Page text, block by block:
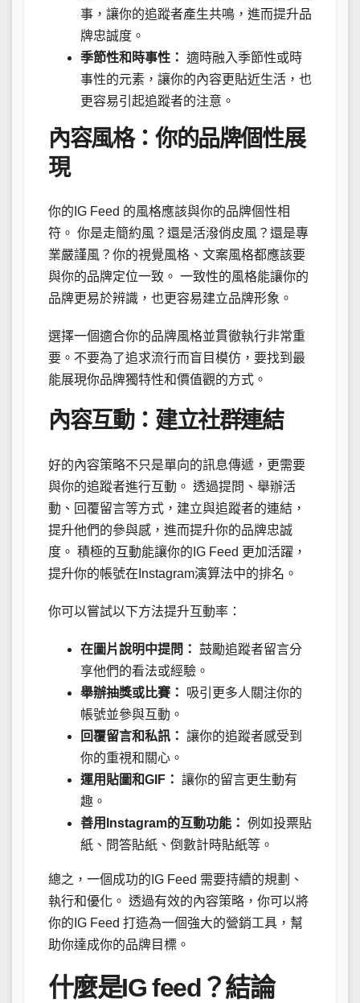
事，讓你的追蹤者產生共鳴，進而提升品
牌忠誠度。
季節性和時事性： 適時融入季節性或時
事性的元素，讓你的內容更貼近生活，也
更容易引起追蹤者的注意。
內容風格：你的品牌個性展
現
你的IG Feed 的風格應該與你的品牌個性相
符。 你是走簡約風？還是活潑俏皮風？還是專
業嚴謹風？你的視覺風格、文案風格都應該要
與你的品牌定位一致。 一致性的風格能讓你的
品牌更易於辨識，也更容易建立品牌形象。
選擇一個適合你的品牌風格並貫徹執行非常重
要。不要為了追求流行而盲目模仿，要找到最
能展現你品牌獨特性和價值觀的方式。
內容互動：建立社群連結
好的內容策略不只是單向的訊息傳遞，更需要
與你的追蹤者進行互動。 透過提問、舉辦活
動、回覆留言等方式，建立與追蹤者的連結，
提升他們的參與感，進而提升你的品牌忠誠
度。 積極的互動能讓你的IG Feed 更加活躍，
提升你的帳號在Instagram演算法中的排名。
你可以嘗試以下方法提升互動率：
在圖片說明中提問： 鼓勵追蹤者留言分
享他們的看法或經驗。
舉辦抽獎或比賽：
吸引更多人關注你的
帳號並參與互動。
回覆留言和私訊： 讓你的追蹤者感受到
你的重視和關心。
運用貼圖和GIF： 讓你的留言更生動有
趣。
善用Instagram的互動功能： 例如投票貼
紙、問答貼紙、倒數計時貼紙等。
總之，一個成功的IG Feed 需要持續的規劃、
執行和優化。 透過有效的內容策略，你可以將
你的IG Feed 打造為一個強大的營銷工具，幫
助你達成你的品牌目標。
什麼是IG feed？結論